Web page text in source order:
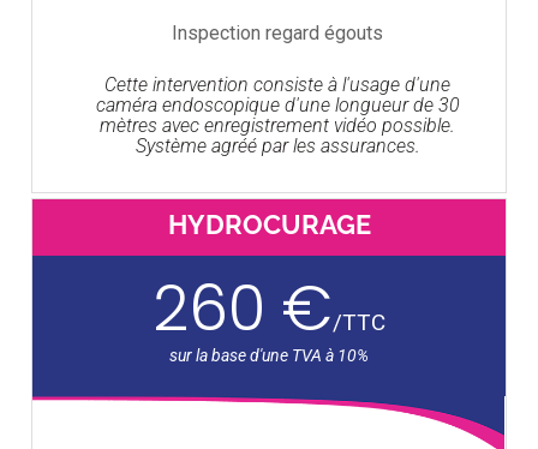
Inspection regard égouts
Cette intervention consiste à l'usage d'une
caméra endoscopique d'une longueur de 30
mètres avec enregistrement vidéo possible.
Système agréé par les assurances.
HYDROCURAGE
260 €/TTC